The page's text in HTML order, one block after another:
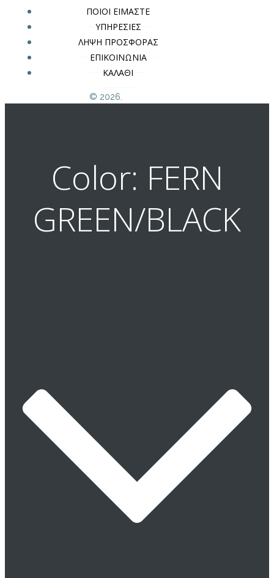
ΠΟΙΟΙ ΕΙΜΑΣΤΕ
ΥΠΗΡΕΣΙΕΣ
ΛΗΨΗ ΠΡΟΣΦΟΡΑΣ
ΕΠΙΚΟΙΝΩΝΙΑ
ΚΑΛΑΘΙ
© 2026.
Color: FERN
GREEN/BLACK